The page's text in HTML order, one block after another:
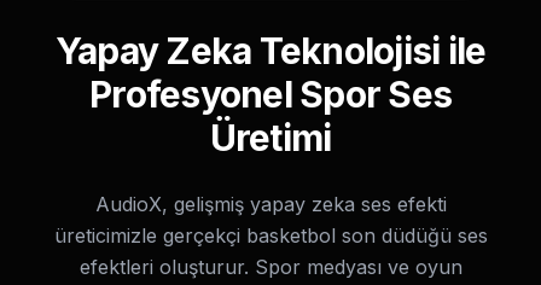
Yapay Zeka Teknolojisi ile
Profesyonel Spor Ses
Üretimi
AudioX, gelişmiş yapay zeka ses efekti
üreticimizle gerçekçi basketbol son düdüğü ses
efektleri oluşturur. Spor medyası ve oyun